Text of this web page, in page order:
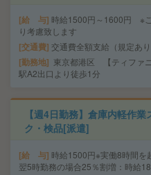
給 与 時給1500円～1600円 ※
り考慮致します
交通費 交通費全額支給（規定あり
勤務地
東京都港区 【ティファ
駅A2出口より徒歩1分
【週4日勤務】倉庫内軽作
ク・検品[派遣]
給 与 時給1500円※実働8時間を
翌5時勤務の場合25％割増：時給